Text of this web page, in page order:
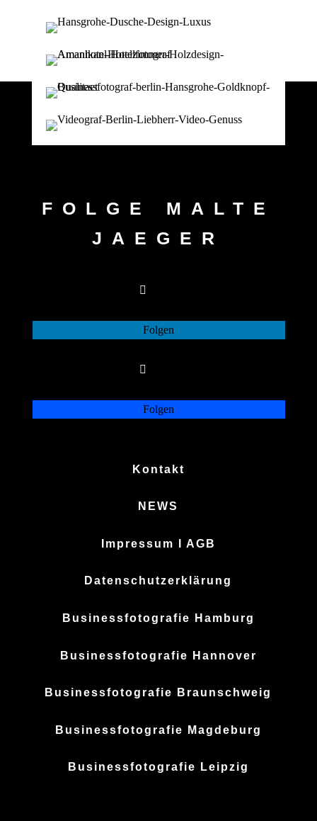
FOLGE MALTE
JAEGER
Folgen
Folgen
Kontakt
NEWS
Impressum I AGB
Datenschutzerklärung
Businessfotografie Hamburg
Businessfotografie Hannover
Businessfotografie Braunschweig
Businessfotografie Magdeburg
Businessfotografie Leipzig